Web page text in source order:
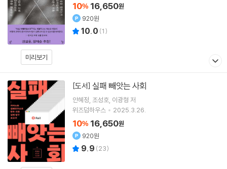
미리보기
10% 16,650원
920원
10.0 (1)
[도서] 실패 빼앗는 사회
안혜정 조성호 이광형 저
위즈덤하우스
2025.3.26.
10% 16,650원
920원
9.9 (23)